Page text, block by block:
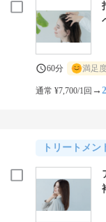
60分 満足
通常 ¥7,700/1回 →
トリートメン